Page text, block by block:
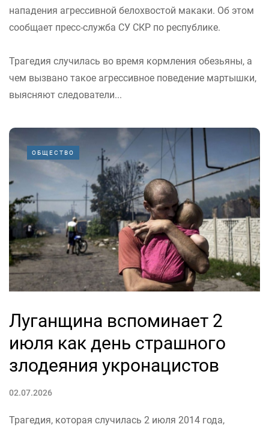
нападения агрессивной белохвостой макаки. Об этом
сообщает пресс-служба СУ СКР по республике.
Трагедия случилась во время кормления обезьяны, а
чем вызвано такое агрессивное поведение мартышки,
выясняют следователи...
ОБЩЕСТВО
Луганщина вспоминает 2
июля как день страшного
злодеяния укронацистов
02.07.2026
Трагедия, которая случилась 2 июля 2014 года,